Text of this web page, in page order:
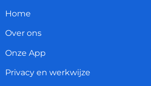
Home
Over ons
Onze App
Privacy en werkwijze